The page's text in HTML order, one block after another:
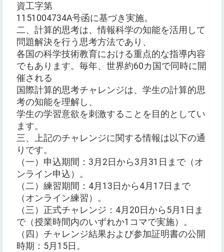
資工字第
1151004734A号函に基づき実施。
二、計算的思考は、情報科学の知能を活用して
問題解決を行う思考方法であり、
各国の科学技術教育における重点的な指導内容
でもあります。毎年、世界約60カ国で同時に開
催される
国際計算的思考チャレンジは、学生の計算的思
考の知能を理解し、
学生の学習意欲を刺激することを目的としてい
ます。
三、上記のチャレンジに関する情報は以下の通
りです。
（一）申込期間：3月2日から3月31日まで（オ
ンライン申込）。
（二）練習期間：4月13日から4月17日まで
（オンライン練習）。
（三）正式チャレンジ：4月20日から5月1日ま
で（授業時間内のいずれか1コマで実施）。
（四）チャレンジ結果および参加証明書の公開
時期：5月15日。